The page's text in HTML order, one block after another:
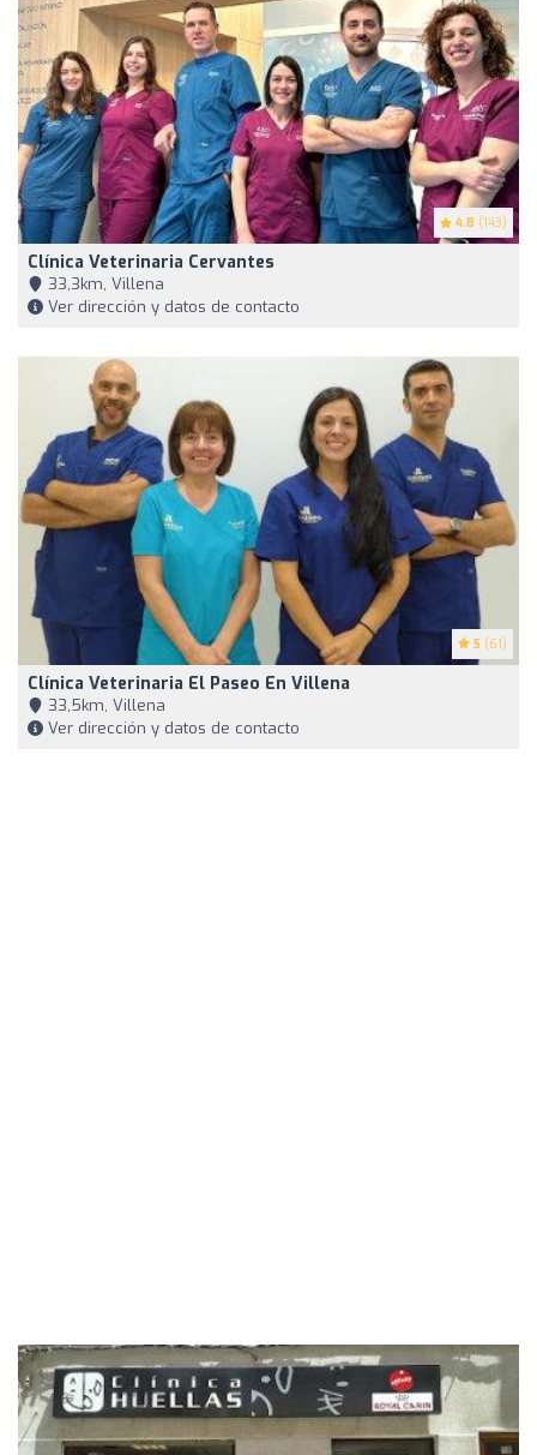
4.8 (143)
Clínica Veterinaria Cervantes
33,3km, Villena
Ver dirección y datos de contacto
5 (61)
Clínica Veterinaria El Paseo En Villena
33,5km, Villena
Ver dirección y datos de contacto